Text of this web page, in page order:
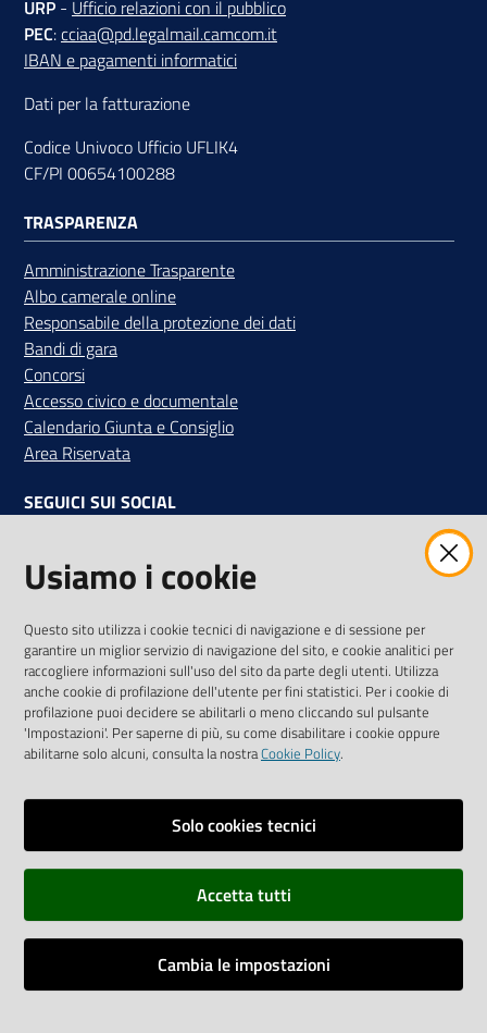
su
URP - Ufficio relazioni con il pubblico
PEC:cciaa@pd.legalmail.camcom.it
IBAN e pagamenti informatici
Dati per la fatturazione
Codice Univoco Ufficio UFLIK4
CF/PI 00654100288
TRASPARENZA
Amministrazione Trasparente
Albo camerale online
Responsabile della protezione dei dati
Bandi di gara
Concorsi
Accesso civico e documentale
Calendario Giunta e Consiglio
Area Riservata
SEGUICI SUI SOCIAL
Ricevi tutti gli aggiornamenti su eventi, nuove opportunità e
adempimenti normativi
Privacy policy
Assistenza
Usiamo i cookie
Questo sito utilizza i cookie tecnici di navigazione e di sessione per
garantire un miglior servizio di navigazione del sito, e cookie analitici per
raccogliere informazioni sull'uso del sito da parte degli utenti. Utilizza
anche cookie di profilazione dell'utente per fini statistici. Per i cookie di
profilazione puoi decidere se abilitarli o meno cliccando sul pulsante
'Impostazioni'. Per saperne di più, su come disabilitare i cookie oppure
abilitarne solo alcuni, consulta la nostraCookie Policy.
Solo cookies tecnici
Accetta tutti
Cambia le impostazioni